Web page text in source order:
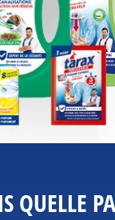
QUELLE